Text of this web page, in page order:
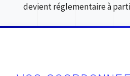
devient réglementaire à